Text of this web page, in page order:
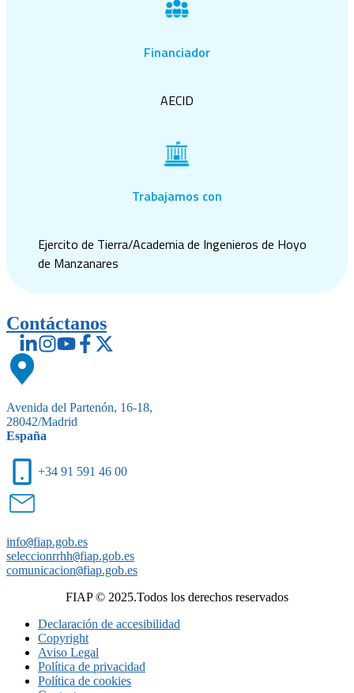
Financiador
AECID
Trabajamos con
Ejercito de Tierra/Academia de Ingenieros de Hoyo
de Manzanares
Contáctanos
Avenida del Partenón, 16-18,
28042/Madrid
España
+34 91 591 46 00
info@fiap.gob.es
seleccionrrhh@fiap.gob.es
comunicacion@fiap.gob.es
FIAP © 2025.Todos los derechos reservados
Declaración de accesibilidad
Copyright
Aviso Legal
Política de privacidad
Política de cookies